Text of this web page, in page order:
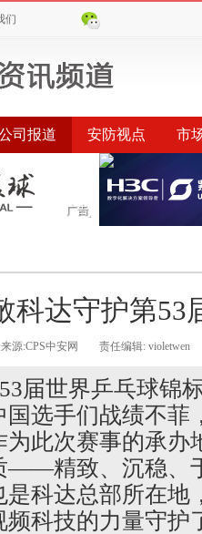
们
司报道 安防视点 市
评选 榜单
科达守护第53
来源:CPS中安网 责任编辑: violetwen
届世界乒乓球锦
国选手们战绩不菲
此次赛事的承办
——精致、沉稳、
科达总部所在地
科技的力量守护